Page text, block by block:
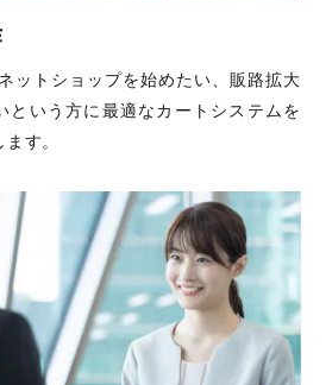
ットショップを始めたい、販路拡大
という方に最適なカートシステムを
す。